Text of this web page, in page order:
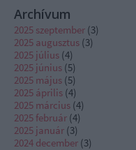
Archívum
2025 szeptember (3)
2025 augusztus (3)
2025 július (4)
2025 június (5)
2025 május (5)
2025 április (4)
2025 március (4)
2025 február (4)
2025 január (3)
2024 december (3)